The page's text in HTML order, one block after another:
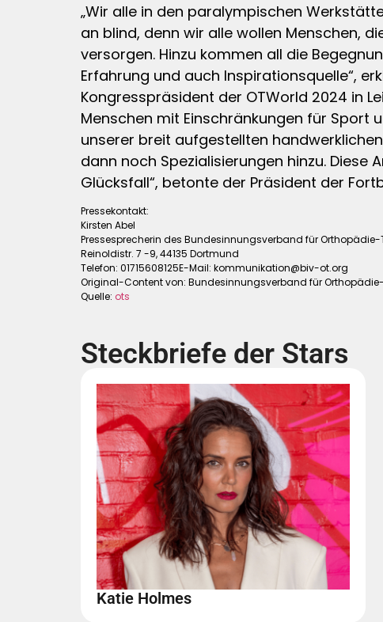
„Wir alle in den paralympischen
an blind, denn wir alle wollen Menschen,
versorgen. Hinzu kommen all die
Erfahrung und auch Inspirationsquelle“,
Kongresspräsident der OTWorld 2024 in
Menschen mit Einschränkungen für Sport
unserer breit aufgestellten
dann noch Spezialisierungen hinzu. Diese
Glücksfall“, betonte der Präsident der
Pressekontakt:
Kirsten Abel
Pressesprecherin des Bundesinnungsverband für Orthopädie-
Reinoldistr. 7 -9, 44135 Dortmund
Telefon: 01715608125E-Mail: kommunikation@biv-ot.org
Original-Content von: Bundesinnungsverband für
Quelle: ots
Steckbriefe der Stars
Katie Holmes